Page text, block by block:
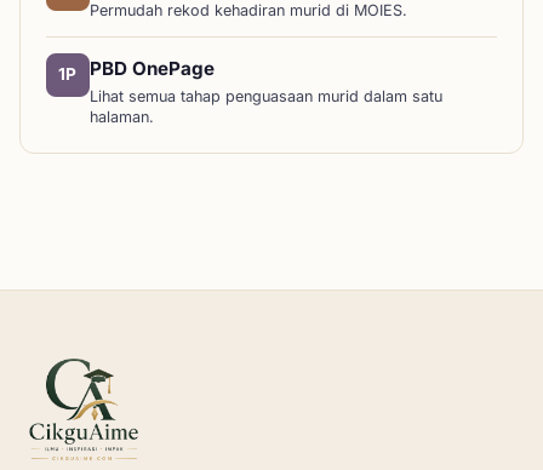
Permudah rekod kehadiran murid di MOIES.
1P PBD OnePage
Lihat semua tahap penguasaan murid dalam satu
halaman.